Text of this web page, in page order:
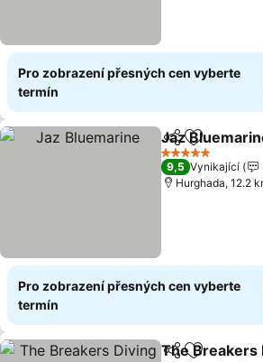
Pro zobrazení přesných cen vyberte
termín
SdíletPřidat na
Jaz
5 Počet hvězdiček
9,5 Vynikající
Hurghada, 12.2
Pro zobrazení přesných cen vyberte
termín
Sdílet
The Breakers